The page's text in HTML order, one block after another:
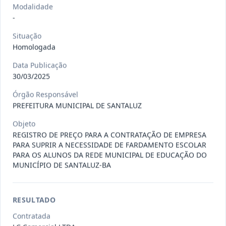
Data:13/07/2026
027/2026
Pregão
Eletrônico
PRESTADORA DE SERVIÇO DE
Situação:
Em Andamento
Data:13/07/2026
025/2026
Pregão
Eletrônico
REGISTRO DE PREÇO PARA A
CONTRATAÇÃO DE EMPRESA PARA
LOCAÇÃO...
Modalidade
-
Situação
Homologada
Data Publicação
30/03/2025
Órgão Responsável
PREFEITURA MUNICIPAL DE SANTALUZ
Objeto
REGISTRO DE PREÇO PARA A CONTRATAÇÃO DE EMPRESA
PARA SUPRIR A NECESSIDADE DE FARDAMENTO ESCOLAR
PARA OS ALUNOS DA REDE MUNICIPAL DE EDUCAÇÃO DO
MUNICÍPIO DE SANTALUZ-BA
RESULTADO
Contratada